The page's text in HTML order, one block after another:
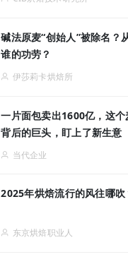
碱法原麦“创始人”被除名？
谁的功劳？
伊莎莉卡烘焙所
一片面包卖出1600亿，这
背后的巨头，盯上了新生意
当代企业
2025年烘焙流行的风往哪吹
东京烘焙职业人